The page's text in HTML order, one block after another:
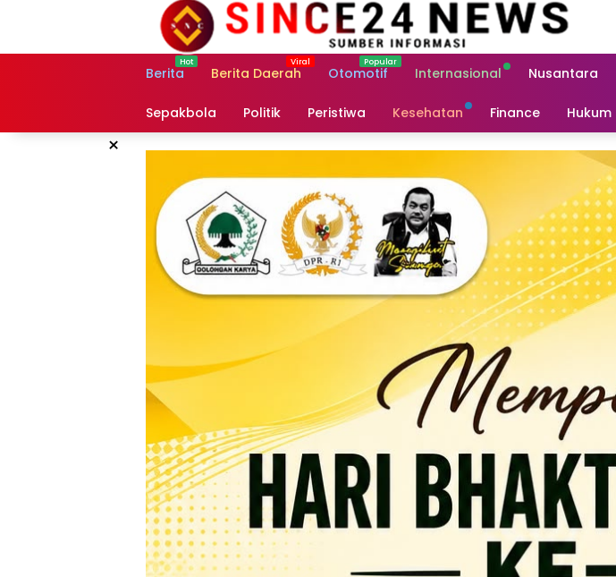
Berita
Berita Daerah Otomotif Internasional Nusantara
Sepakbola Politik Peristiwa Kesehatan Finance Hukum
×